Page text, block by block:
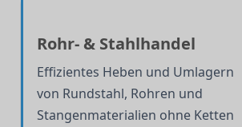
Rohr- & Stahlhandel
Effizientes Heben und Umlagern
von Rundstahl, Rohren und
Stangenmaterialien ohne Ketten